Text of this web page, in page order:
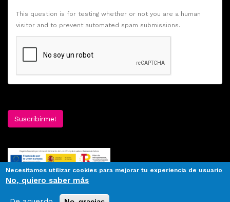
This question is for testing whether or not you are a human
visitor and to prevent automated spam submissions.
Suscribirme!
Necesitamos utilizar cookies para mejorar tu experiencia de usuario
No, quiero saber más